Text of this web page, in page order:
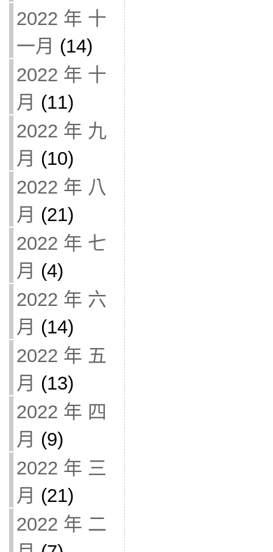
2022 年 十
一月 (14)
2022 年 十
月 (11)
2022 年 九
月 (10)
2022 年 八
月 (21)
2022 年 七
月 (4)
2022 年 六
月 (14)
2022 年 五
月 (13)
2022 年 四
月 (9)
2022 年 三
月 (21)
2022 年 二